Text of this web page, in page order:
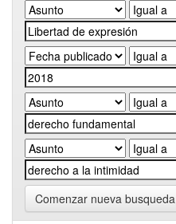
Comenzar nueva busqueda